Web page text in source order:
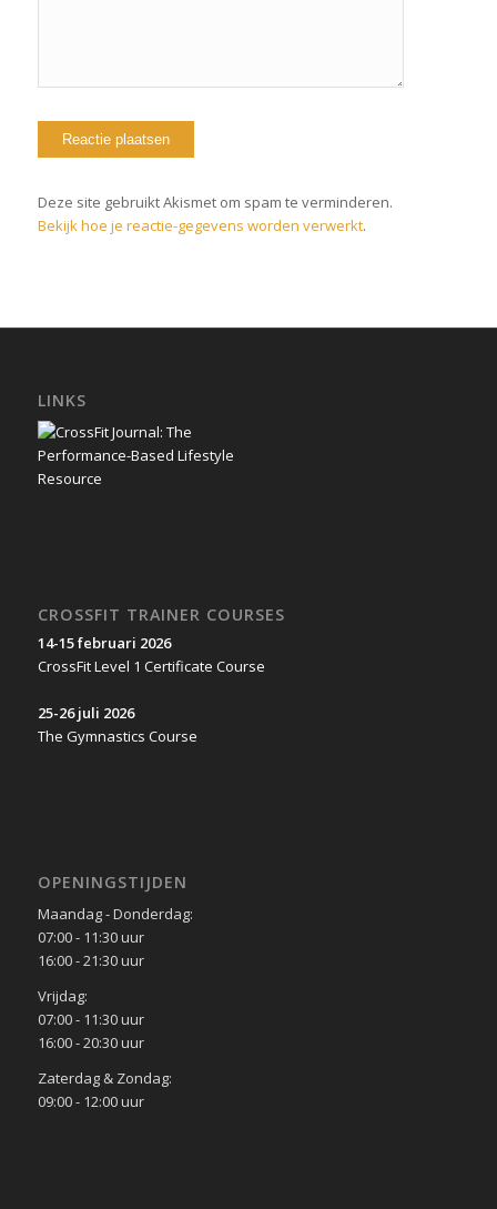
Deze site gebruikt Akismet om spam te verminderen.
Bekijk hoe je reactie-gegevens worden verwerkt.
LINKS
CROSSFIT TRAINER COURSES
14-15 februari 2026
CrossFit Level 1 Certificate Course
25-26 juli 2026
The Gymnastics Course
OPENINGSTIJDEN
Maandag - Donderdag:
07:00 - 11:30 uur
16:00 - 21:30 uur
Vrijdag:
07:00 - 11:30 uur
16:00 - 20:30 uur
Zaterdag & Zondag:
09:00 - 12:00 uur